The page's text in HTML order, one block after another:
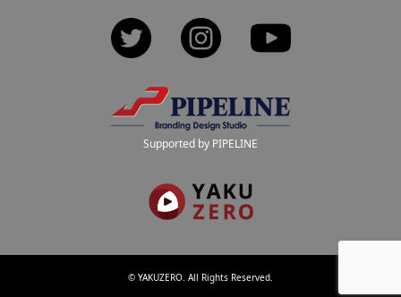
Twitter Instagram
Supported by PIPELINE
© YAKUZERO. All Rights Reserved.